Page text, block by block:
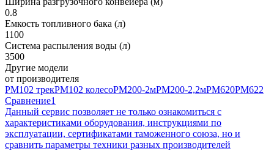
0.8
Емкость топливного бака (л)
1100
Система распыления воды (л)
3500
Другие модели
от производителя
РМ102 трекРМ102 колесоРМ200-2мРМ200-2,2мРМ620РМ622
Сравнение1
Данный сервис позволяет не только ознакомиться с
характеристиками оборудования, инструкциями по
эксплуатации, сертификатами таможенного союза, но и
сравнить параметры техники разных производителей